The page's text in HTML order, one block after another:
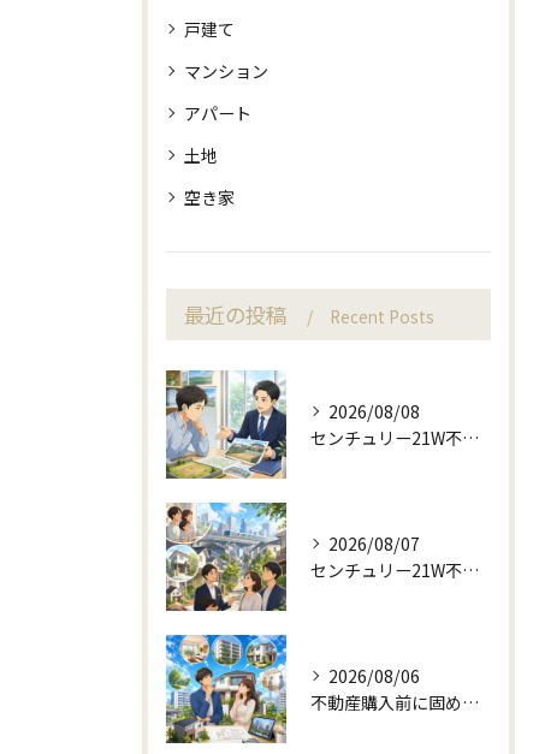
戸建て
マンション
アパート
土地
空き家
最近の投稿 Recent Posts
2026/08/08
センチュリー21W不動産販売で来店予約から土地売却相談
2026/08/07
センチュリー21W不動産販売の駅近相談と地域目線
2026/08/06
不動産購入前に固める資金計画と住み替え判断